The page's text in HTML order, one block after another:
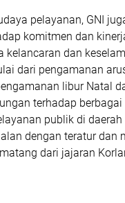
pelayanan, GNI
komitmen dan
kelancaran dan
dari pengamanan
libur Natal
terhadap berbagai
publik di daerah
dengan teratur dan
dari jajaran